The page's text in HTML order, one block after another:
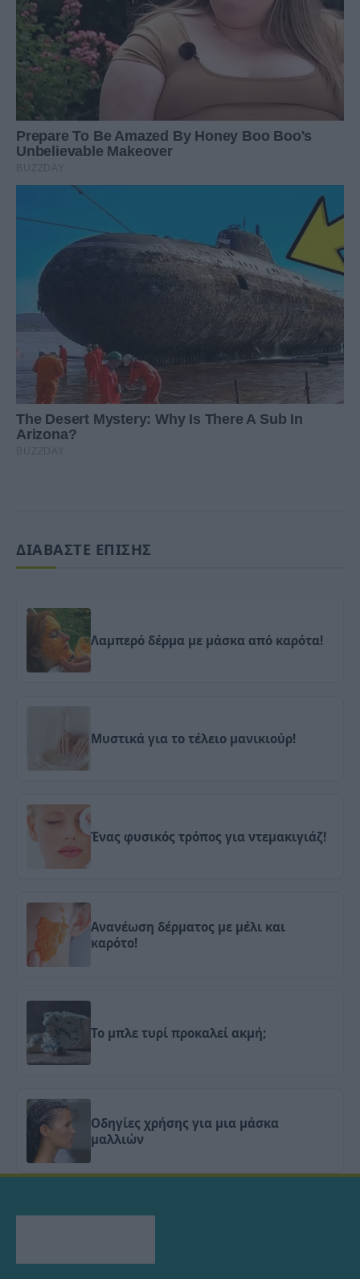
ΔΙΑΒΑΣΤΕ ΕΠΙΣΗΣ
Λαμπερό δέρμα με μάσκα από καρότα!
Μυστικά για το τέλειο μανικιούρ!
Ένας φυσικός τρόπος για ντεμακιγιάζ!
Ανανέωση δέρματος με μέλι και
καρότο!
Το μπλε τυρί προκαλεί ακμή;
Οδηγίες χρήσης για μια μάσκα
μαλλιών